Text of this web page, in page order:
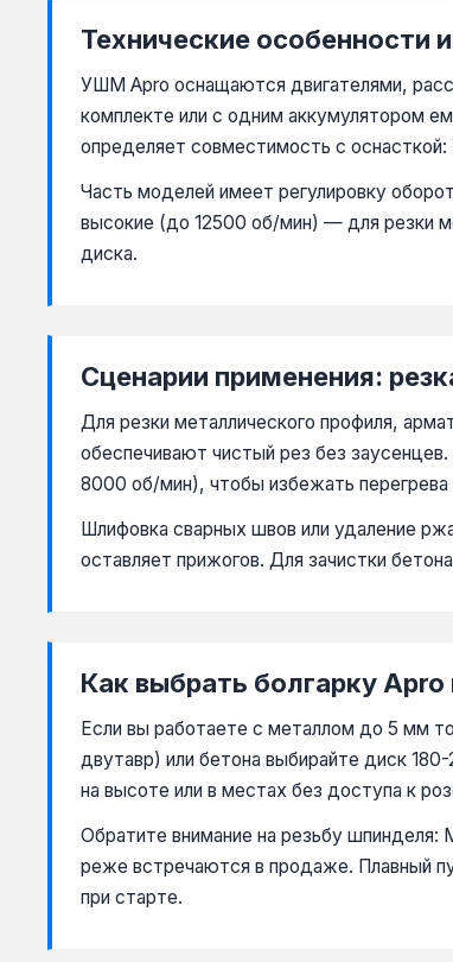
Технические особенности
УШМ Apro оснащаются двигателями,
комплекте или с одним аккумулятором
определяет совместимость с
Часть моделей имеет регулировку
высокие (до 12500 об/мин) — для резки
диска.
Сценарии применения:
Для резки металлического профиля,
обеспечивают чистый рез без
8000 об/мин), чтобы избежать перегрева
Шлифовка сварных швов или удаление
оставляет прижогов. Для зачистки
Как выбрать болгарку
Если вы работаете с металлом до 5 мм
двутавр) или бетона выбирайте диск
на высоте или в местах без доступа к
Обратите внимание на резьбу
реже встречаются в продаже. Плавный
при старте.